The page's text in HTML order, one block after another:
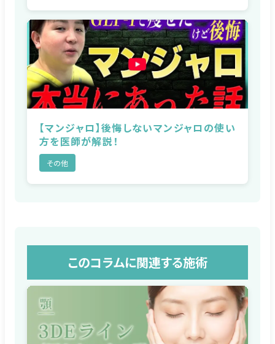
【マンジャロ】後悔しないマンジャロの使い
方を医師が解説！
その他
このコラムに関連する施術